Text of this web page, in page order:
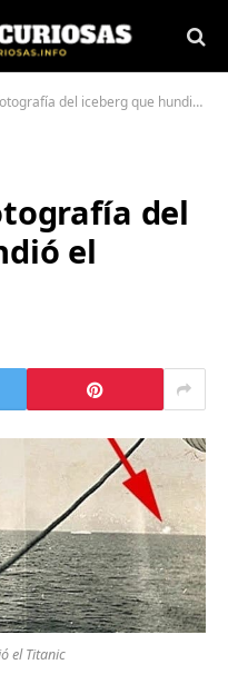
del iceberg que hundió el Titanic
del
el
el Titanic